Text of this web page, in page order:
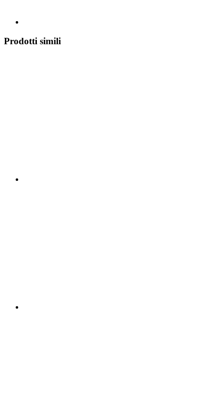
Prodotti simili